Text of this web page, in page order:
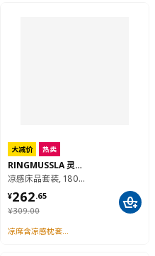
大减价 热卖
RINGMUSSLA 灵慕丝凉
凉感床品套装, 180x200/50x80 厘米
¥309.00
¥ 309.00
¥262.65
¥ 262.65